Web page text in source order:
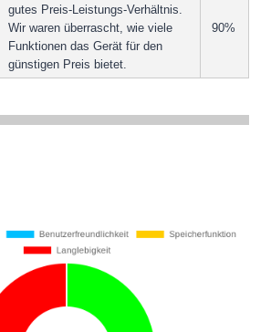
gutes Preis-Leistungs-Verhältnis.
Wir waren überrascht, wie viele
Funktionen das Gerät für den
günstigen Preis bietet.
90%